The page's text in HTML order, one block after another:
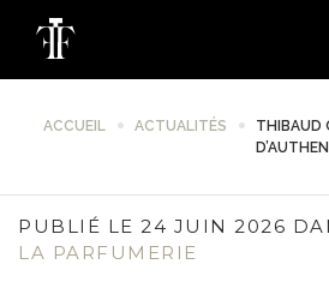
ACCUEIL ACTUALITÉS
THIBAUD
PUBLIÉ LE 24 JUIN 2026
LA PARFUMERIE